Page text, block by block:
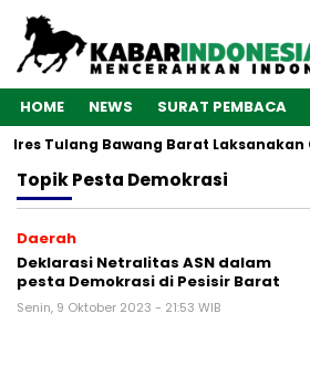
HOME NEWS SURAT PEMBACA
Tulang Bawang Barat Laksanakan
TopikPesta Demokrasi
Daerah
Deklarasi Netralitas ASN dalam
pesta Demokrasi di Pesisir Barat
Senin, 9 Oktober 2023 - 21:53 WIB